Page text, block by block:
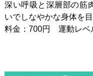
深い呼吸と深層部の筋
いでしなやかな身体を
料金：700円 運動レ